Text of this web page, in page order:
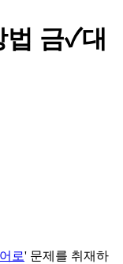
법 금✓대
로' 문제를 취재하